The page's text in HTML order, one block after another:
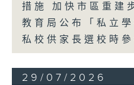
措施 加快市區重建
教育局公布「私立
私校供家長選校時參
29/07/2026